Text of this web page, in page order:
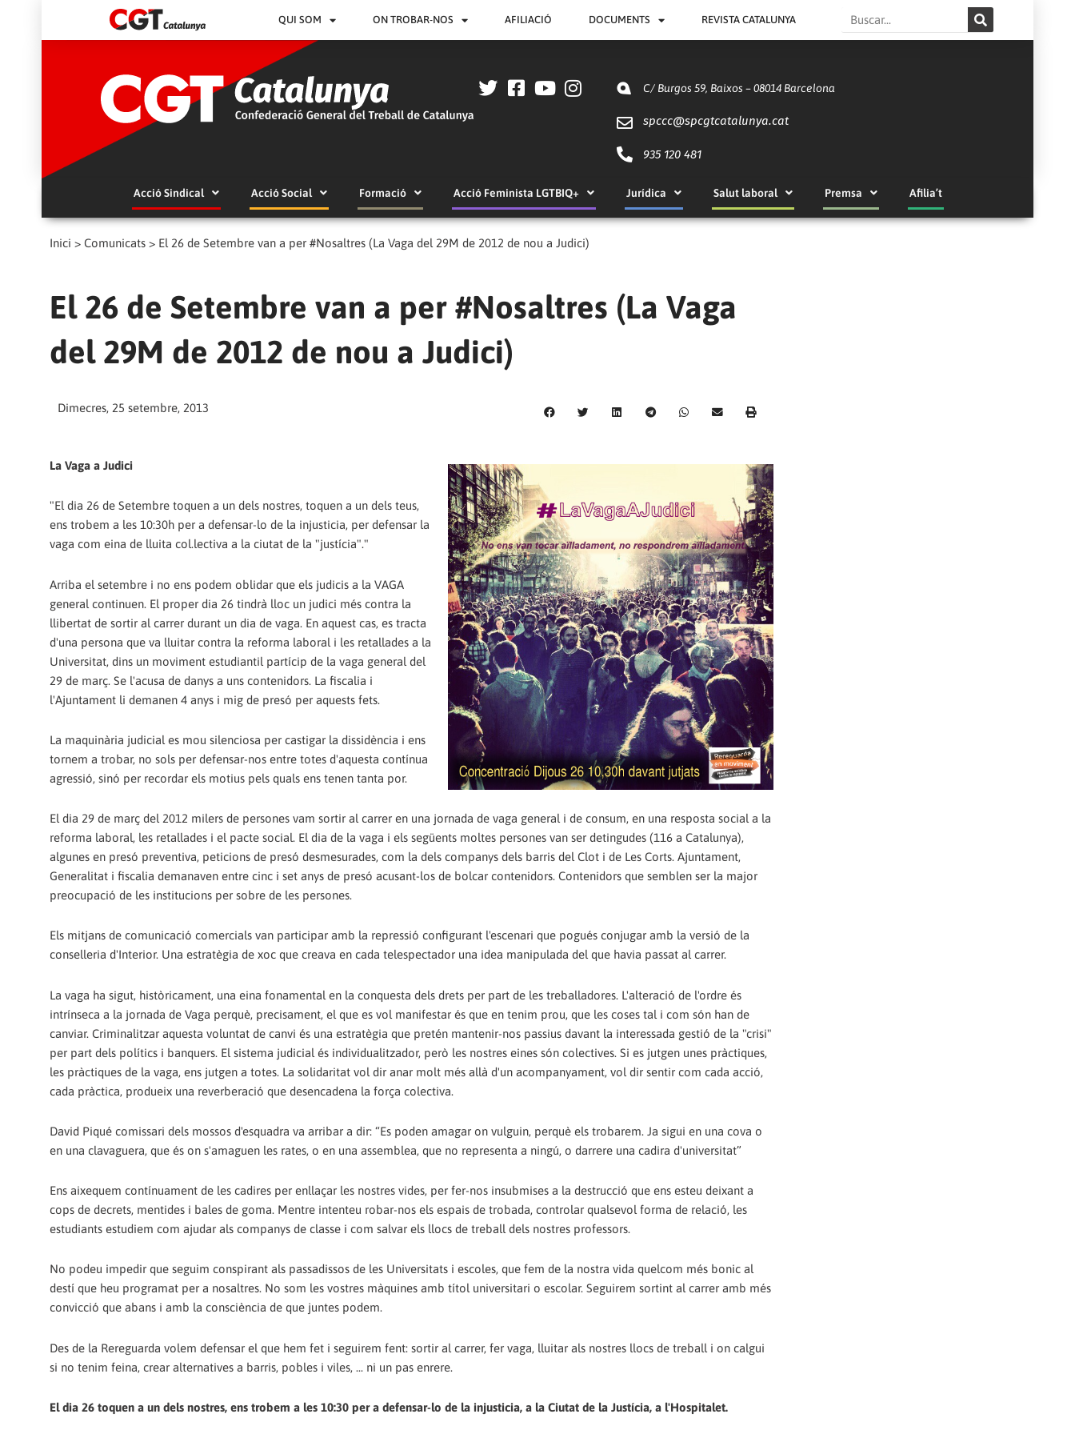
QUI SOM ON TROBAR-NOS AFILIACIÓ DOCUMENTS REVISTA CATALUNYA Search
C/ Burgos 59, Baixos – 08014 Barcelona
spccc@spcgtcatalunya.cat
935 120 481
Acció Sindical Acció Social Formació Acció Feminista LGTBIQ+ Jurídica Salut laboral Premsa Afilia’t
Inici > Comunicats > El 26 de Setembre van a per #Nosaltres (La Vaga del 29M de 2012 de nou a Judici)
El 26 de Setembre van a per #Nosaltres (La Vaga
del 29M de 2012 de nou a Judici)
Dimecres, 25 setembre, 2013
La Vaga a Judici
"El dia 26 de Setembre toquen a un dels nostres, toquen a un dels teus,
ens trobem a les 10:30h per a defensar-lo de la injusticia, per defensar la
vaga com eina de lluita col.lectiva a la ciutat de la "justícia"."
Arriba el setembre i no ens podem oblidar que els judicis a la VAGA
general continuen. El proper dia 26 tindrà lloc un judici més contra la
llibertat de sortir al carrer durant un dia de vaga. En aquest cas, es tracta
d'una persona que va lluitar contra la reforma laboral i les retallades a la
Universitat, dins un moviment estudiantil partícip de la vaga general del
29 de març. Se l'acusa de danys a uns contenidors. La fiscalia i
l'Ajuntament li demanen 4 anys i mig de presó per aquests fets.
La maquinària judicial es mou silenciosa per castigar la dissidència i ens
tornem a trobar, no sols per defensar-nos entre totes d'aquesta contínua
agressió, sinó per recordar els motius pels quals ens tenen tanta por.
El dia 29 de març del 2012 milers de persones vam sortir al carrer en una jornada de vaga general i de consum, en una resposta social a la
reforma laboral, les retallades i el pacte social. El dia de la vaga i els següents moltes persones van ser detingudes (116 a Catalunya),
algunes en presó preventiva, peticions de presó desmesurades, com la dels companys dels barris del Clot i de Les Corts. Ajuntament,
Generalitat i fiscalia demanaven entre cinc i set anys de presó acusant-los de bolcar contenidors. Contenidors que semblen ser la major
preocupació de les institucions per sobre de les persones.
Els mitjans de comunicació comercials van participar amb la repressió configurant l'escenari que pogués conjugar amb la versió de la
conselleria d'Interior. Una estratègia de xoc que creava en cada telespectador una idea manipulada del que havia passat al carrer.
La vaga ha sigut, històricament, una eina fonamental en la conquesta dels drets per part de les treballadores. L'alteració de l'ordre és
intrínseca a la jornada de Vaga perquè, precisament, el que es vol manifestar és que en tenim prou, que les coses tal i com són han de
canviar. Criminalitzar aquesta voluntat de canvi és una estratègia que pretén mantenir-nos passius davant la interessada gestió de la "crisi"
per part dels polítics i banquers. El sistema judicial és individualitzador, però les nostres eines són colectives. Si es jutgen unes pràctiques,
les pràctiques de la vaga, ens jutgen a totes. La solidaritat vol dir anar molt més allà d'un acompanyament, vol dir sentir com cada acció,
cada pràctica, produeix una reverberació que desencadena la força colectiva.
David Piqué comissari dels mossos d'esquadra va arribar a dir: “Es poden amagar on vulguin, perquè els trobarem. Ja sigui en una cova o
en una clavaguera, que és on s'amaguen les rates, o en una assemblea, que no representa a ningú, o darrere una cadira d'universitat”
Ens aixequem contínuament de les cadires per enllaçar les nostres vides, per fer-nos insubmises a la destrucció que ens esteu deixant a
cops de decrets, mentides i bales de goma. Mentre intenteu robar-nos els espais de trobada, controlar qualsevol forma de relació, les
estudiants estudiem com ajudar als companys de classe i com salvar els llocs de treball dels nostres professors.
No podeu impedir que seguim conspirant als passadissos de les Universitats i escoles, que fem de la nostra vida quelcom més bonic al
destí que heu programat per a nosaltres. No som les vostres màquines amb títol universitari o escolar. Seguirem sortint al carrer amb més
convicció que abans i amb la consciència de que juntes podem.
Des de la Rereguarda volem defensar el que hem fet i seguirem fent: sortir al carrer, fer vaga, lluitar als nostres llocs de treball i on calgui
si no tenim feina, crear alternatives a barris, pobles i viles, ... ni un pas enrere.
El dia 26 toquen a un dels nostres, ens trobem a les 10:30 per a defensar-lo de la injusticia, a la Ciutat de la Justícia, a l'Hospitalet.